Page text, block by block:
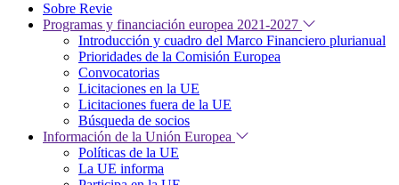
Sobre Revie
Programas y financiación europea 2021-2027
Introducción y cuadro del Marco Financiero plurianual
Prioridades de la Comisión Europea
Convocatorias
Licitaciones en la UE
Licitaciones fuera de la UE
Búsqueda de socios
Información de la Unión Europea
Políticas de la UE
La UE informa